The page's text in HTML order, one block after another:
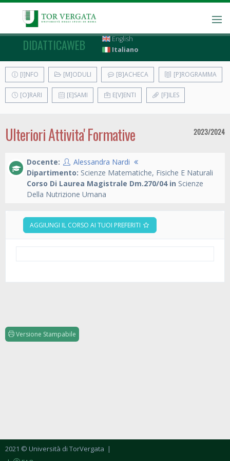
DIDATTICAWEB
English
Italiano
[I]NFO [M]ODULI [B]ACHECA [P]ROGRAMMA
[O]RARI [E]SAMI E[V]ENTI [F]ILES
Ulteriori Attivita' Formative 2023/2024
Docente:
Alessandra Nardi
Dipartimento: Scienze Matematiche, Fisiche E Naturali
Corso Di Laurea Magistrale Dm.270/04 in Scienze
Della Nutrizione Umana
AGGIUNGI IL CORSO AI TUOI PREFERITI
Versione Stampabile
2021 © Università di TorVergata |